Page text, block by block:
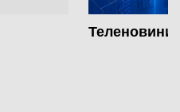
Теленовини